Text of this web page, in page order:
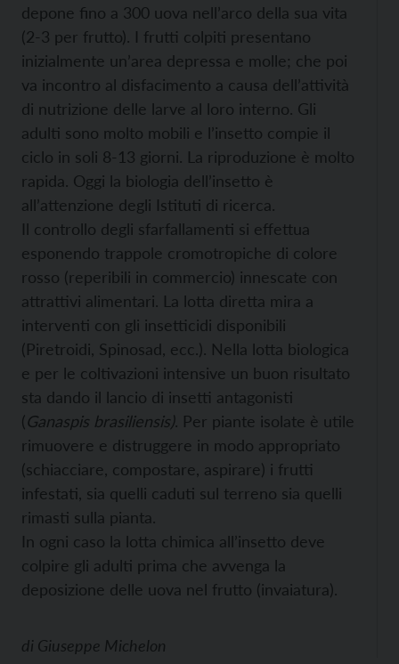
depone fino a 300 uova nell’arco della sua vita
(2-3 per frutto). I frutti colpiti presentano
inizialmente un’area depressa e molle; che poi
va incontro al disfacimento a causa dell’attività
di nutrizione delle larve al loro interno. Gli
adulti sono molto mobili e l’insetto compie il
ciclo in soli 8-13 giorni. La riproduzione è molto
rapida. Oggi la biologia dell’insetto è
all’attenzione degli Istituti di ricerca.
Il controllo degli sfarfallamenti si effettua
esponendo trappole cromotropiche di colore
rosso (reperibili in commercio) innescate con
attrattivi alimentari. La lotta diretta mira a
interventi con gli insetticidi disponibili
(Piretroidi, Spinosad, ecc.). Nella lotta biologica
e per le coltivazioni intensive un buon risultato
sta dando il lancio di insetti antagonisti
(Ganaspis brasiliensis). Per piante isolate è utile
rimuovere e distruggere in modo appropriato
(schiacciare, compostare, aspirare) i frutti
infestati, sia quelli caduti sul terreno sia quelli
rimasti sulla pianta.
In ogni caso la lotta chimica all’insetto deve
colpire gli adulti prima che avvenga la
deposizione delle uova nel frutto (invaiatura).
di Giuseppe Michelon